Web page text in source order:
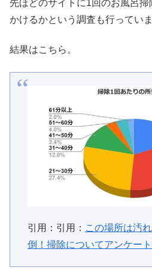
先ほどのサイトに1回のお風呂
かけるかという調査も行っていま
結果はこちら。
引用：引用： この場所は汚
倒！掃除についてアンケー